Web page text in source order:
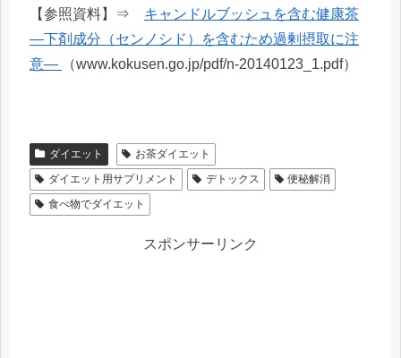
【参照資料】⇒ キャンドルブッシュを含む健康茶
―下剤成分（センノシド）を含むため過剰摂取に注
意―
（www.kokusen.go.jp/pdf/n-20140123_1.pdf）
ダイエット
お茶ダイエット
ダイエット用サプリメント
デトックス
便秘解消
食べ物でダイエット
スポンサーリンク